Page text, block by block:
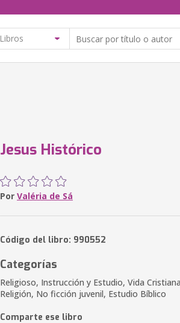
Jesus Histórico
Por Valéria de Sá
Código del libro: 990552
Categorías
Religioso, Instrucción y Estudio, Vida
Religión, No ficción juvenil, Estudio Bíblico
Comparte ese libro